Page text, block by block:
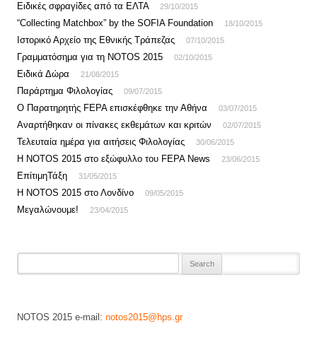
Ειδικές σφραγίδες από τα ΕΛΤΑ 29/10/2015
“Collecting Matchbox” by the SOFIA Foundation 18/10/2015
Ιστορικό Αρχείο της Εθνικής Τράπεζας 07/10/2015
Γραμματόσημα για τη NOTOS 2015 02/10/2015
Ειδικά Δώρα 21/08/2015
Παράρτημα Φιλολογίας 09/07/2015
Ο Παρατηρητής FEPA επισκέφθηκε την Αθήνα 03/07/2015
Αναρτήθηκαν οι πίνακες εκθεμάτων και κριτών 02/07/2015
Τελευταία ημέρα για αιτήσεις Φιλολογίας 30/06/2015
Η NOTOS 2015 στο εξώφυλλο του FEPA News 23/06/2015
ΕπίτιμηΤάξη 31/05/2015
Η NOTOS 2015 στο Λονδίνο 09/05/2015
Μεγαλώνουμε! 23/04/2015
NOTOS 2015 e-mail: notos2015@hps.gr